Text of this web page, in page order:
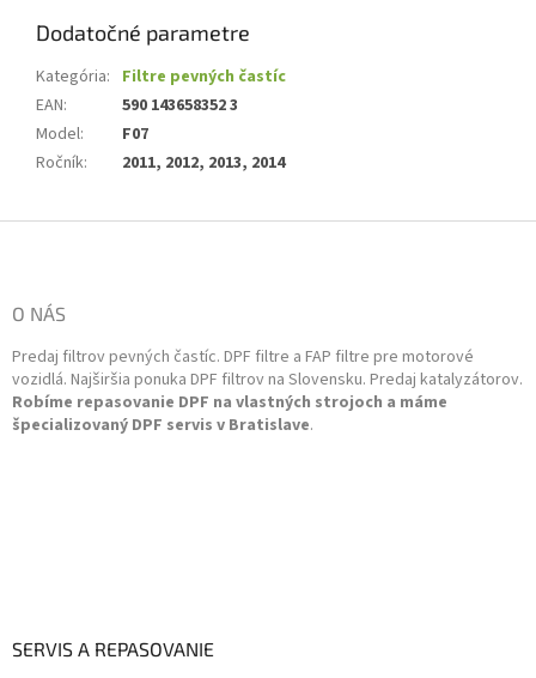
Dodatočné parametre
Kategória: Filtre pevných častíc
EAN:
590 143658352 3
Model:
F07
Ročník: 2011, 2012, 2013, 2014
O NÁS
Predaj filtrov pevných častíc. DPF filtre a FAP filtre pre motorové
vozidlá. Najširšia ponuka DPF filtrov na Slovensku. Predaj katalyzátorov.
Robíme repasovanie DPF na vlastných strojoch a máme
špecializovaný DPF servis v Bratislave.
SERVIS A REPASOVANIE